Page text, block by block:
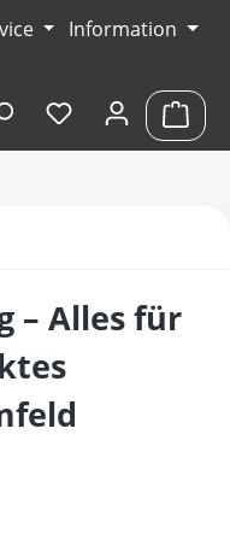
Information
Du hast 0
– Alles für